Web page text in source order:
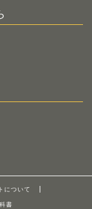
について
書